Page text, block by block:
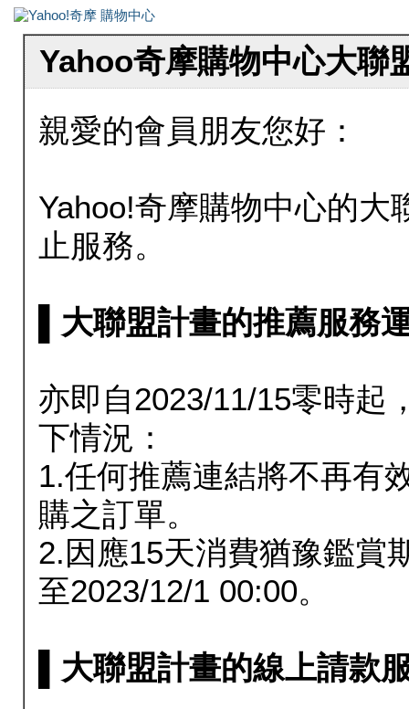
Yahoo奇摩購物中心大聯
親愛的會員朋友您好：
Yahoo!奇摩購物中心的大
止服務。
▌大聯盟計畫的推薦服務
亦即自2023/11/15零時起
下情況：
1.任何推薦連結將不再有
購之訂單。
2.因應15天消費猶豫鑑賞
至2023/12/1 00:00。
▌大聯盟計畫的線上請款